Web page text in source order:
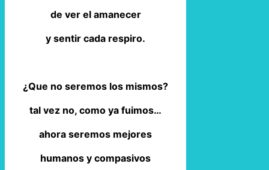
de ver el amanecer
y sentir cada respiro.
¿Que no seremos los mismos?
tal vez no, como ya fuimos…
ahora seremos mejores
humanos y compasivos